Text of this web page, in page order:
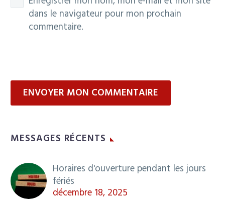
dans le navigateur pour mon prochain
commentaire.
ENVOYER MON COMMENTAIRE
MESSAGES RÉCENTS
Horaires d'ouverture pendant les jours
fériés
décembre 18, 2025